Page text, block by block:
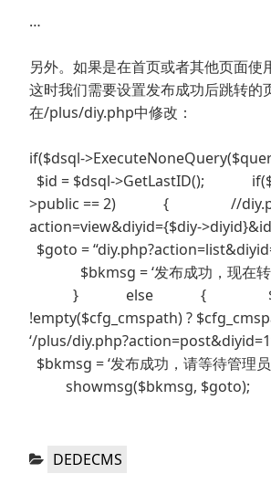
…
另外。如果是在首页或者其他页面
这时我们需要设置发布成功后跳转的
在/plus/diy.php中修改：
if($dsql-
$id = $dsql->GetLastID();
>public == 2) { //
action=view&diyid={$diy-
$goto =
$bkmsg = ‘发布成功，现在转
} else {
!empty($cfg_cmspath) ?
‘/plus/
$bkmsg = ‘发布成功，请等待
showmsg($bkmsg,
分
DEDECMS